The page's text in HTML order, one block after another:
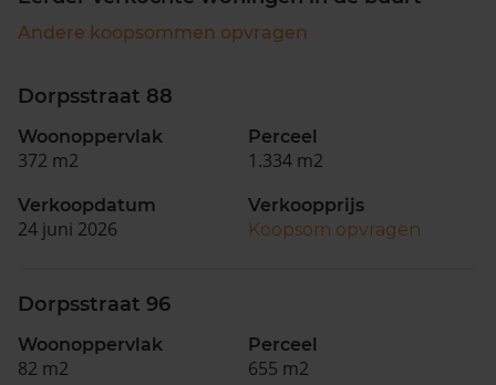
Andere koopsommen opvragen
Dorpsstraat 88
Woonoppervlak
372 m2
Perceel
1.334 m2
Verkoopdatum
24 juni 2026
Verkoopprijs
Koopsom opvragen
Dorpsstraat 96
Woonoppervlak
82 m2
Perceel
655 m2